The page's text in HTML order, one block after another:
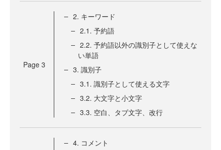
Page 3
2. キーワード
2.1. 予約語
2.2. 予約語以外の識別子として使えな
い単語
3. 識別子
3.1. 識別子として使える文字
3.2. 大文字と小文字
3.3. 空白、タブ文字、改行
4. コメント